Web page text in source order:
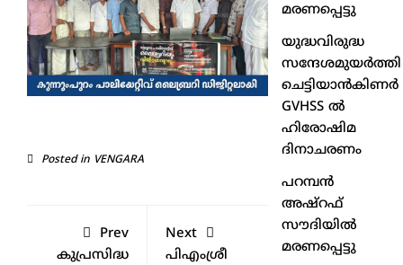
Posted in VENGARA
Prev
കുപ്രസിദ്ധ
Next
പിഎംശ്രീ
മരണപ്പെട്ടു
യുദ്ധവിരുദ്ധ
സന്ദേശമുയർത്തി
ചെട്ടിയാൻകിണർ
GVHSS ൽ
ഹിരോഷിമ
ദിനാചരണം
പറമ്പൻ
അഷ്‌റഫ്
സൗദിയിൽ
മരണപ്പെട്ടു